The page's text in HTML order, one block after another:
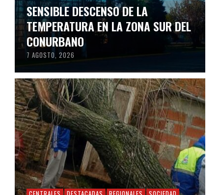
SENSIBLE DESCENSO DE LA
TEMPERATURA EN LA ZONA SUR DEL
CONURBANO
7 AGOSTO, 2026